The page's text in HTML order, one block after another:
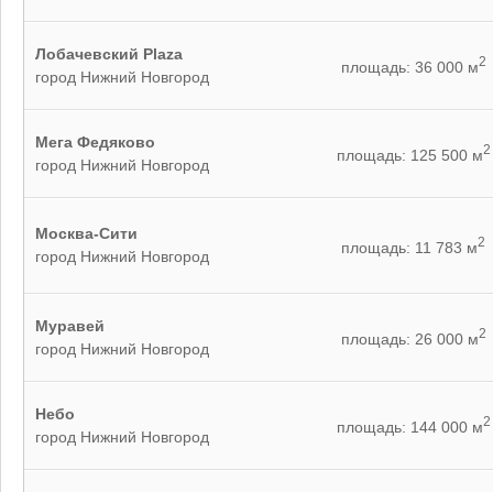
Лобачевский Plaza
город Нижний Новгород
площадь: 36 000 м2
Мега Федяково
город Нижний Новгород
площадь: 125 500 м2
Москва-Сити
город Нижний Новгород
площадь: 11 783 м2
Муравей
город Нижний Новгород
площадь: 26 000 м2
Небо
город Нижний Новгород
площадь: 144 000 м2